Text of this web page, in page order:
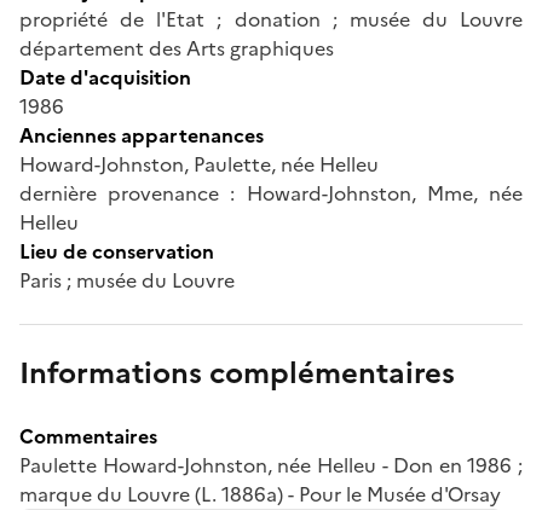
propriété de l'Etat ; donation ; musée du Louvre
département des Arts graphiques
Date d'acquisition
1986
Anciennes appartenances
Howard-Johnston, Paulette, née Helleu
dernière provenance : Howard-Johnston, Mme, née
Helleu
Lieu de conservation
Paris ; musée du Louvre
Informations complémentaires
Commentaires
Paulette Howard-Johnston, née Helleu - Don en 1986 ;
marque du Louvre (L. 1886a) - Pour le Musée d'Orsay